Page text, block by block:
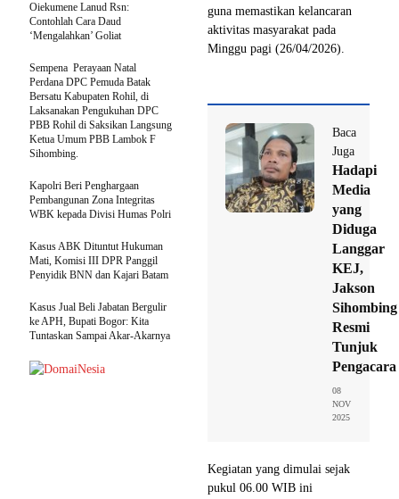
guna memastikan kelancaran
aktivitas masyarakat pada
Minggu pagi (26/04/2026).
Baca
Juga
Hadapi
Media
yang
Diduga
Langgar
KEJ,
Jakson
Sihombing
Resmi
Tunjuk
Pengacara
08
NOV
2025
Kegiatan yang dimulai sejak
pukul 06.00 WIB ini
Oiekumene Lanud Rsn:
Contohlah Cara Daud
‘Mengalahkan’ Goliat
Sempena Perayaan Natal
Perdana DPC Pemuda Batak
Bersatu Kabupaten Rohil, di
Laksanakan Pengukuhan DPC
PBB Rohil di Saksikan Langsung
Ketua Umum PBB Lambok F
Sihombing.
Kapolri Beri Penghargaan
Pembangunan Zona Integritas
WBK kepada Divisi Humas Polri
Kasus ABK Dituntut Hukuman
Mati, Komisi III DPR Panggil
Penyidik BNN dan Kajari Batam
Kasus Jual Beli Jabatan Bergulir
ke APH, Bupati Bogor: Kita
Tuntaskan Sampai Akar-Akarnya